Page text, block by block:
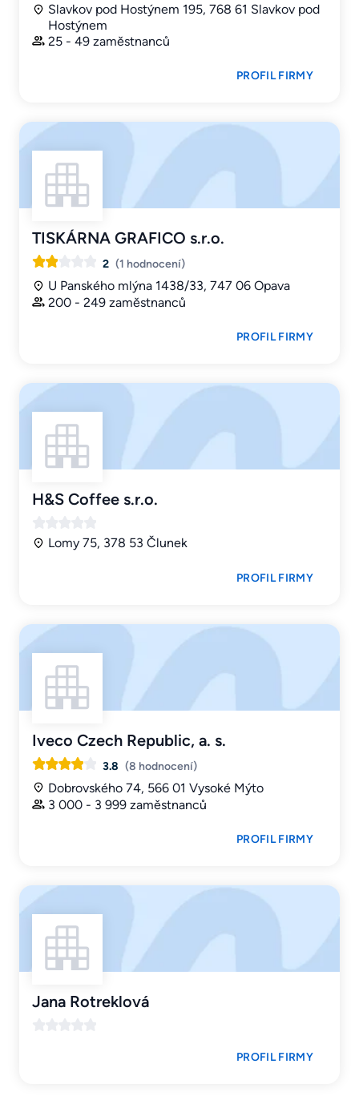
Slavkov pod Hostýnem 195, 768 61 Slavkov pod
Hostýnem
25 - 49 zaměstnanců
PROFIL FIRMY
TISKÁRNA GRAFICO s.r.o.
2 (1 hodnocení)
U Panského mlýna 1438/33, 747 06 Opava
200 - 249 zaměstnanců
PROFIL FIRMY
H&S Coffee s.r.o.
Lomy 75, 378 53 Člunek
PROFIL FIRMY
Iveco Czech Republic, a. s.
3.8 (8 hodnocení)
Dobrovského 74, 566 01 Vysoké Mýto
3 000 - 3 999 zaměstnanců
PROFIL FIRMY
Jana Rotreklová
PROFIL FIRMY